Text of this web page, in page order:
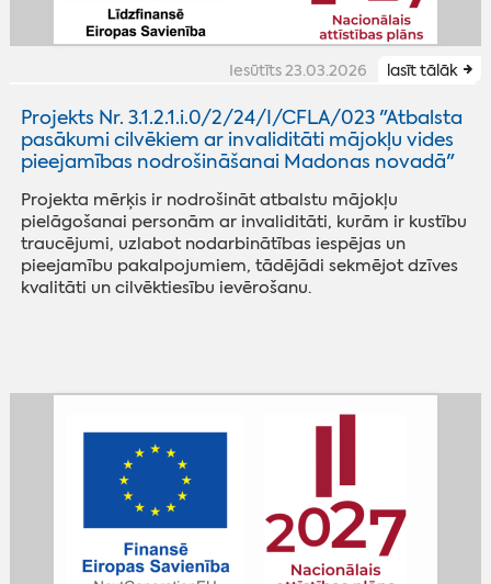
Iesūtīts 23.03.2026 lasīt tālāk
Projekts Nr. 3.1.2.1.i.0/2/24/I/CFLA/023 "Atbalsta
pasākumi cilvēkiem ar invaliditāti mājokļu vides
pieejamības nodrošināšanai Madonas novadā"
Projekta mērķis ir nodrošināt atbalstu mājokļu
pielāgošanai personām ar invaliditāti, kurām ir kustību
traucējumi, uzlabot nodarbinātības iespējas un
pieejamību pakalpojumiem, tādējādi sekmējot dzīves
kvalitāti un cilvēktiesību ievērošanu.